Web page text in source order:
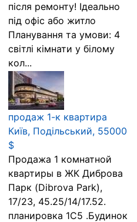
після ремонту! Ідеально
під офіс або житло
Планування та умови: 4
світлі кімнати у білому
кол...
продаж 1-к квартира
Київ, Подільський, 55000
$
Продажа 1 комнатной
квартиры в ЖК Диброва
Парк (Dibrova Park),
17/23, 45.25/14/17.52.
планировка 1С5 .Будинок